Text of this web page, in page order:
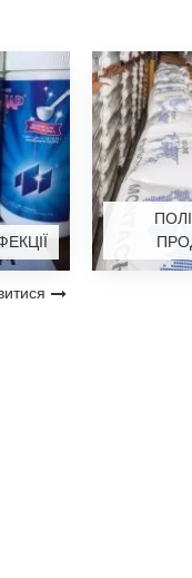
суміші з маслом
засобів на
можете не тільки